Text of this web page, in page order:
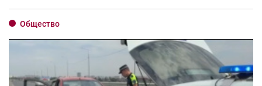
Общество